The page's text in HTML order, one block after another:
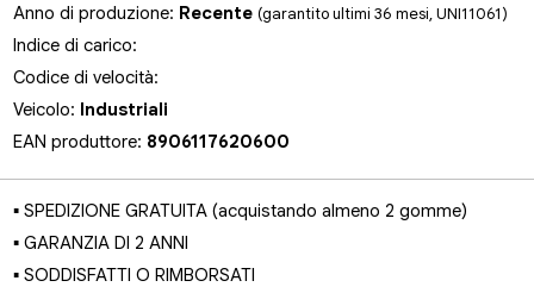
Anno di produzione: Recente(garantito ultimi 36 mesi, UNI11061)
Indice di carico:
Codice di velocità:
Veicolo: Industriali
EAN produttore: 8906117620600
▪ SPEDIZIONE GRATUITA (acquistando almeno 2 gomme)
▪ GARANZIA DI 2 ANNI
▪ SODDISFATTI O RIMBORSATI